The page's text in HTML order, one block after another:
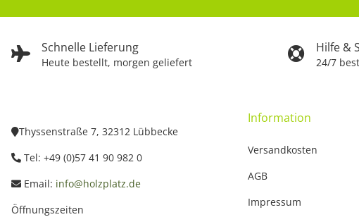
Schnelle Lieferung
Heute bestellt, morgen geliefert
Hilfe &
24/7
Thyssenstraße 7, 32312 Lübbecke
Tel: +49 (0)57 41 90 982 0
Email: info@holzplatz.de
Öffnungszeiten
Information
Versandkosten
AGB
Impressum